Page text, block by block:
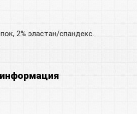
2% эластан/спандекс.